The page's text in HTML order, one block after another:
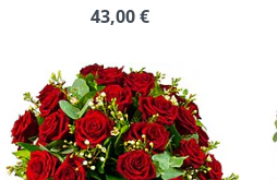
43,00€